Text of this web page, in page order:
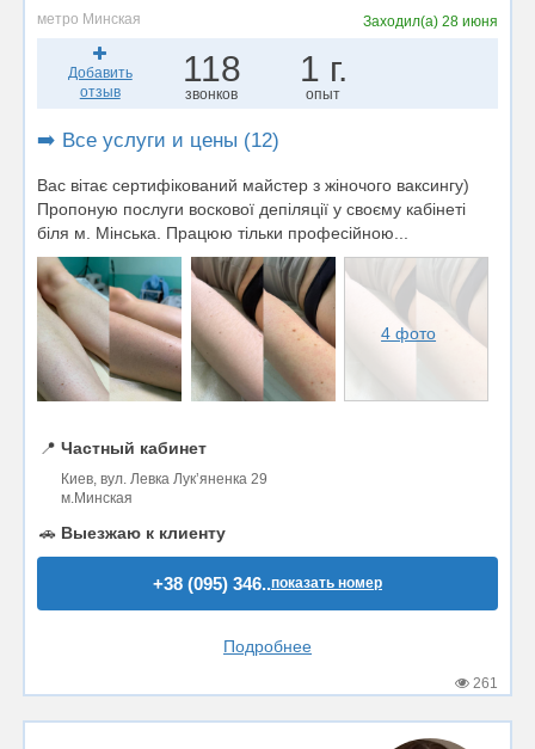
метро Минская Заходил(а) 28 июня
Добавить
отзыв
118
звонков
1 г.
опыт
➡️ Все услуги и цены (12)
Вас вітає сертифікований майстер з жіночого ваксингу)
Пропоную послуги воскової депіляції у своєму кабінеті
біля м. Мінська. Працюю тільки професійною...
4 фото
📍 Частный кабинет
Киев, вул. Левка Лукʼяненка 29
м.Минская
🚗 Выезжаю к клиенту
+38 (095) 346..показать номер
Подробнее
261